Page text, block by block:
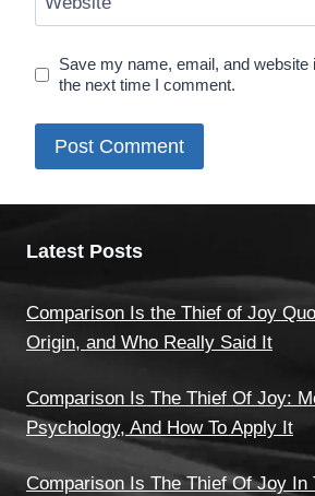
Save my name, email, and website
the next time I comment.
Latest Posts
Comparison Is the Thief of Joy
Origin, and Who Really Said It
Comparison Is The Thief Of Joy:
Psychology, And How To Apply It
Comparison Is The Thief Of Joy In